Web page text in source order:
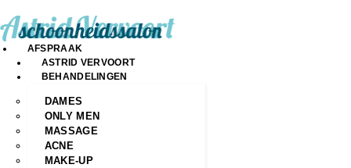
AFSPRAAK
ASTRID VERVOORT
BEHANDELINGEN
DAMES
ONLY MEN
MASSAGE
ACNE
MAKE-UP